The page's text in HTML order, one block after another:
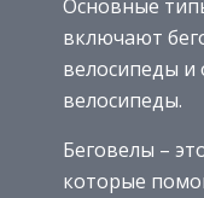
Основные
включают
велосипеды и
велосипеды.
Беговелы –
которые